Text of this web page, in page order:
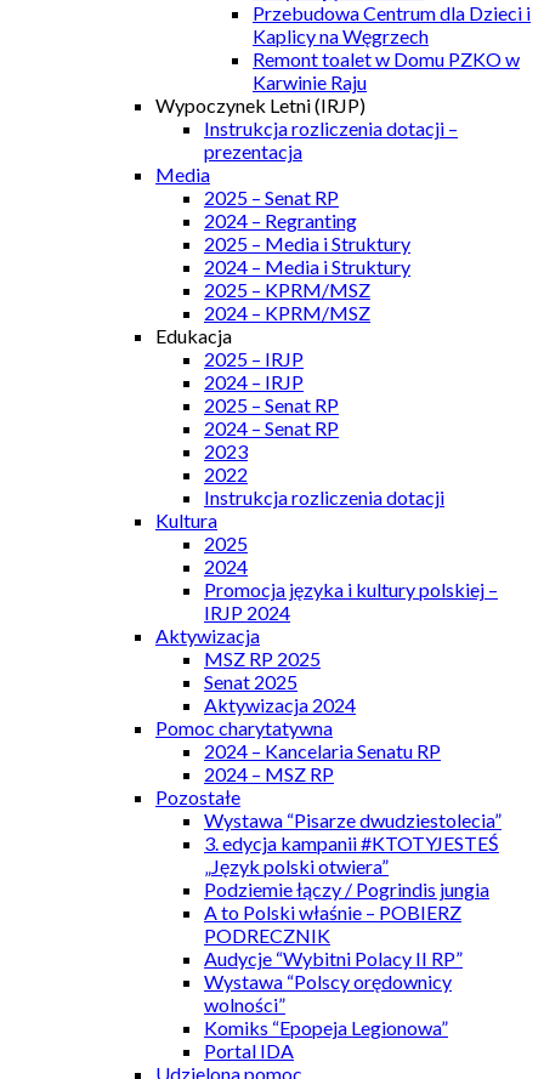
Przebudowa Centrum dla Dzieci i
Kaplicy na Węgrzech
Remont toalet w Domu PZKO w
Karwinie Raju
Wypoczynek Letni (IRJP)
Instrukcja rozliczenia dotacji –
prezentacja
Media
2025 – Senat RP
2024 – Regranting
2025 – Media i Struktury
2024 – Media i Struktury
2025 – KPRM/MSZ
2024 – KPRM/MSZ
Edukacja
2025 – IRJP
2024 – IRJP
2025 – Senat RP
2024 – Senat RP
2023
2022
Instrukcja rozliczenia dotacji
Kultura
2025
2024
Promocja języka i kultury polskiej –
IRJP 2024
Aktywizacja
MSZ RP 2025
Senat 2025
Aktywizacja 2024
Pomoc charytatywna
2024 – Kancelaria Senatu RP
2024 – MSZ RP
Pozostałe
Wystawa “Pisarze dwudziestolecia”
3. edycja kampanii #KTOTYJESTEŚ
„Język polski otwiera”
Podziemie łączy / Pogrindis jungia
A to Polski właśnie – POBIERZ
PODRECZNIK
Audycje “Wybitni Polacy II RP”
Wystawa “Polscy orędownicy
wolności”
Komiks “Epopeja Legionowa”
Portal IDA
Udzielona pomoc